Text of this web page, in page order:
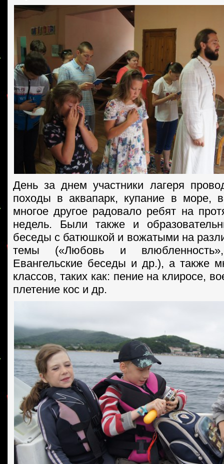
День за днем участники лагеря
походы в аквапарк, купание в море,
многое другое радовало ребят на
недель. Были также и
беседы с батюшкой и вожатыми на
темы («Любовь и влюбленность»,
Евангельские беседы и др.), а также
классов, таких как: пение на клиросе,
плетение кос и др.